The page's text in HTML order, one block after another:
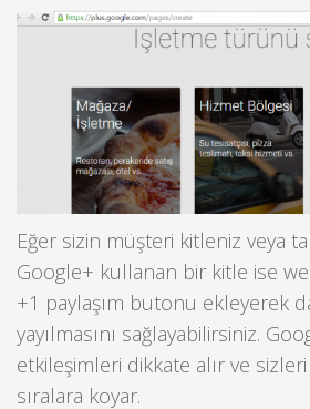
Eğer sizin müşteri kitleniz veya
Google+ kullanan bir kitle ise
+1 paylaşım butonu ekleyerek
yayılmasını sağlayabilirsiniz.
etkileşimleri dikkate alır ve
sıralara koyar.